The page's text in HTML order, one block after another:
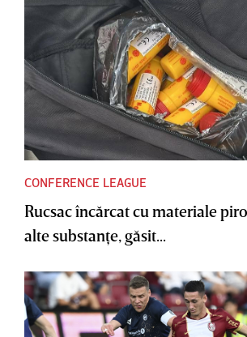
CONFERENCE LEAGUE
Rucsac încărcat cu materiale
alte substanţe, găsit...